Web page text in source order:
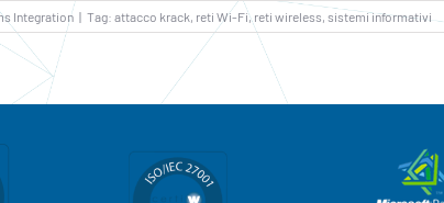
Integration | Tag: attacco krack, reti Wi-Fi, reti wireless, sistemi informativi